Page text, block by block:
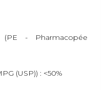
(PE - Pharmacopée
(USP)) : <50%